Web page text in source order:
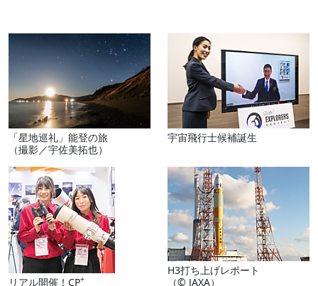
「星地巡礼」能登の旅
（撮影／宇佐美拓也）
宇宙飛行士候補誕生
リアル開催！CP+
H3打ち上げレポート
（© JAXA）